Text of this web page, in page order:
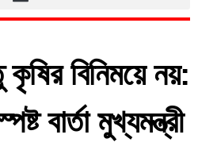
কৃষির বিনিময়ে নয়:
বার্তা মুখ্যমন্ত্রী